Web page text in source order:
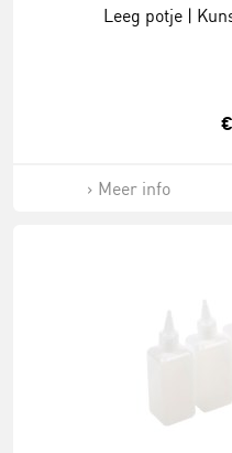
Leeg potje |
Meer info